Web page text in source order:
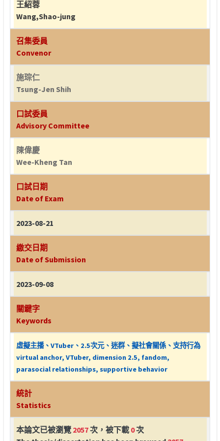
王紹蓉
Wang,Shao-jung
召集委員
Convenor
施琮仁
Tsung-Jen Shih
口試委員
Advisory Committee
陳偉慶
Wee-Kheng Tan
口試日期
Date of Exam
2023-08-21
繳交日期
Date of Submission
2023-09-08
關鍵字
Keywords
虛擬主播、VTuber、2.5次元、迷群、擬社會關係、支持行為
virtual anchor, VTuber, dimension 2.5, fandom,
parasocial relationships, supportive behavior
統計
Statistics
本論文已被瀏覽 2057次，被下載 0次